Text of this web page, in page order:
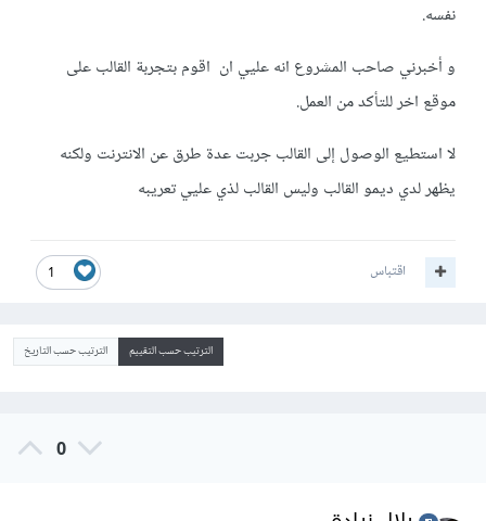
نفسه.
و أخبرني صاحب المشروع انه عليي ان اقوم بتجربة القالب على
موقع اخر للتأكد من العمل.
لا استطيع الوصول إلى القالب جربت عدة طرق عن الانترنت ولكنه
يظهر لدي ديمو القالب وليس القالب لذي عليي تعريبه
1 اقتباس
الترتيب حسب التقييم الترتيب حسب التاريخ
0